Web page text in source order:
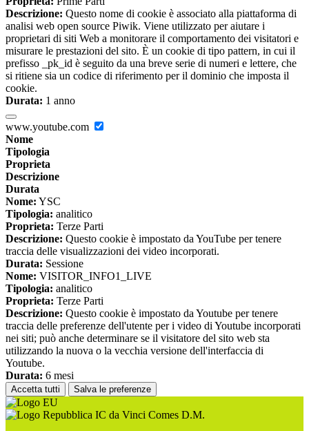
Descrizione: Questo nome di cookie è associato alla piattaforma di
analisi web open source Piwik. Viene utilizzato per aiutare i
proprietari di siti Web a monitorare il comportamento dei visitatori e
misurare le prestazioni del sito. È un cookie di tipo pattern, in cui il
prefisso _pk_id è seguito da una breve serie di numeri e lettere, che
si ritiene sia un codice di riferimento per il dominio che imposta il
cookie.
Durata: 1 anno
www.youtube.com
Nome
Tipologia
Proprieta
Descrizione
Durata
Nome: YSC
Tipologia: analitico
Proprieta: Terze Parti
Descrizione: Questo cookie è impostato da YouTube per tenere
traccia delle visualizzazioni dei video incorporati.
Durata: Sessione
Nome: VISITOR_INFO1_LIVE
Tipologia: analitico
Proprieta: Terze Parti
Descrizione: Questo cookie è impostato da Youtube per tenere
traccia delle preferenze dell'utente per i video di Youtube incorporati
nei siti; può anche determinare se il visitatore del sito web sta
utilizzando la nuova o la vecchia versione dell'interfaccia di
Youtube.
Durata: 6 mesi
Accetta tutti Salva le preferenze
IC da Vinci Comes D.M.